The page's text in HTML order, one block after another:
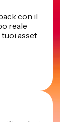
con il
reale
tuoi asset